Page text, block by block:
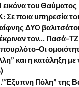
του Θαύματος
Σε ποια υπηρεσία
ΔΥΟ
τον… Πασά-
Οι
και η κατάληξη με
Πόλη” της